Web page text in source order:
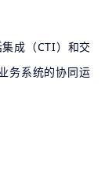
成（CTI）和交
务系统的协同运